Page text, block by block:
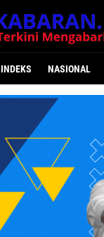
INDEKS NASIONAL